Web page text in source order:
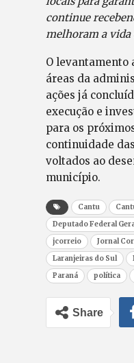
continue
melhoram a vida
O levantamento
áreas da
ações já
execução e
para os
continuidade
voltados ao
município.
Cantu
Deputado Federal
jcorreio
Jornal
Laranjeiras do Sul
Paraná
política
Share